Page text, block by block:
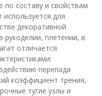
по составу и свойствам
для
декоративной
рукоделии, плетении, в
отличается
перепада
коэффициент трения,
тугие узлы и